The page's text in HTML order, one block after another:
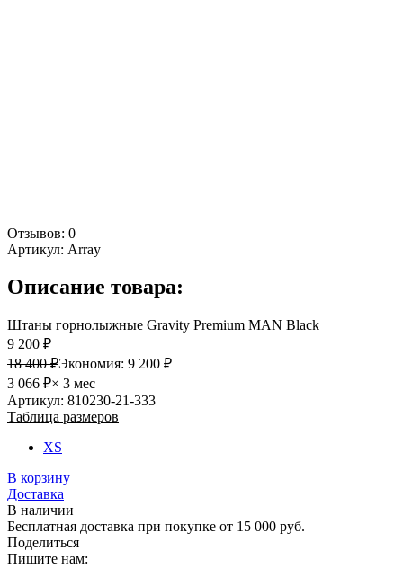
Отзывов: 0
Артикул: Array
Описание товара:
Штаны горнолыжные Gravity Premium MAN Black
9 200 ₽
18 400 ₽Экономия: 9 200 ₽
3 066 ₽× 3 мес
Артикул: 810230-21-333
Таблица размеров
XS
В корзину
Доставка
В наличии
Бесплатная доставка при покупке от 15 000 руб.
Поделиться
Пишите нам: